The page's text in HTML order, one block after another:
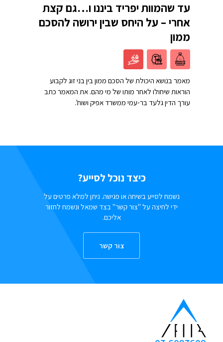
עד שהמוות יפריד ביננו ו…גם קצת
אחרי – על היחס שבין ירושה להסכם
ממון
מאמר בנושא היכולת של הסכם ממון בין בני זוג לקבוע
הוראות שיחולו לאחר מותו של מי מהם. את המאמר כתב
עורך הדין גלעד בר-עמי ממשרד אפיק ושות'.
כיצד נוכל לסייע?
נשמח לסייע בשיחה או פגישה. ניתן למלא פרטים על
ידי לחיצה על "צור קשר" בצד שמאל ונשמח לחזור
אליכם.
צור קשר